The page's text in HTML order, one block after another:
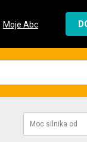
Moje Abc
Moc silnika od